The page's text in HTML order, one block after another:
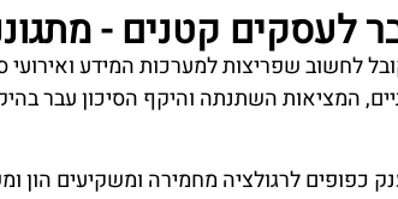
לעסקים קטנים -
לחשוב שפריצות למערכות המידע ואירועי
המציאות השתנתה והיקף הסיכון עבר
כפופים לרגולציה מחמירה ומשקיעים